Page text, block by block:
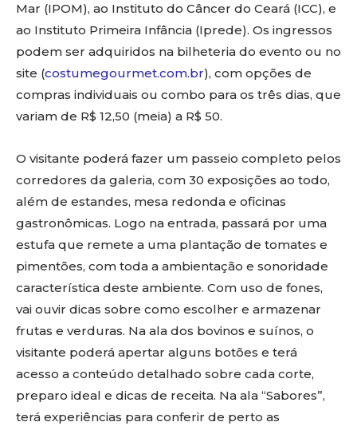
Mar (IPOM), ao Instituto do Câncer do Ceará (ICC), e
ao Instituto Primeira Infância (Iprede). Os ingressos
podem ser adquiridos na bilheteria do evento ou no
site (costumegourmet.com.br), com opções de
compras individuais ou combo para os três dias, que
variam de R$ 12,50 (meia) a R$ 50.
O visitante poderá fazer um passeio completo pelos
corredores da galeria, com 30 exposições ao todo,
além de estandes, mesa redonda e oficinas
gastronômicas. Logo na entrada, passará por uma
estufa que remete a uma plantação de tomates e
pimentões, com toda a ambientação e sonoridade
característica deste ambiente. Com uso de fones,
vai ouvir dicas sobre como escolher e armazenar
frutas e verduras. Na ala dos bovinos e suínos, o
visitante poderá apertar alguns botões e terá
acesso a conteúdo detalhado sobre cada corte,
preparo ideal e dicas de receita. Na ala “Sabores”,
terá experiências para conferir de perto as